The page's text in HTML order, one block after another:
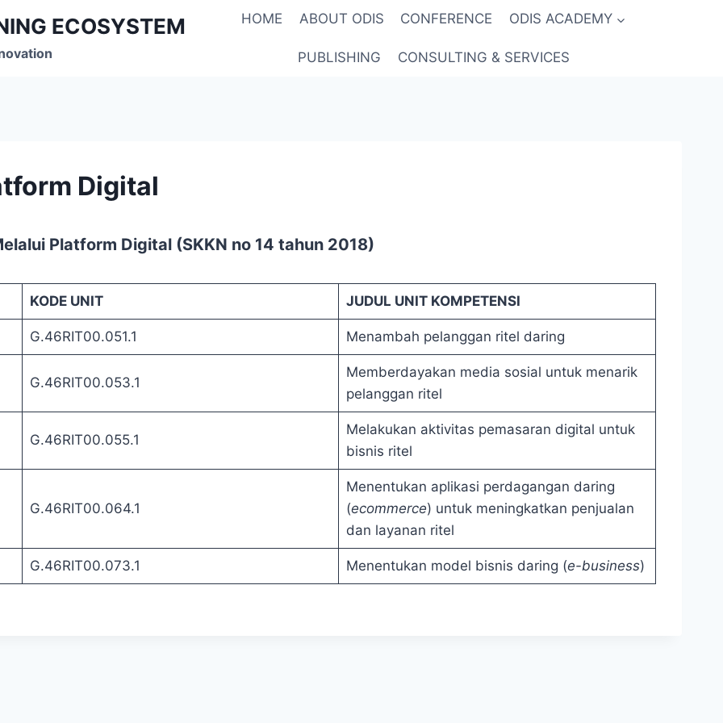
ECOSYSTEM HOME ABOUT ODIS CONFERENCE ODIS ACADEMY
PUBLISHING CONSULTING & SERVICES
Digital
Platform Digital (SKKN no 14 tahun 2018)
KODE UNIT JUDUL UNIT KOMPETENSI
G.46RIT00.051.1 Menambah pelanggan ritel daring
G.46RIT00.053.1
Memberdayakan media sosial untuk menarik
pelanggan ritel
G.46RIT00.055.1
Melakukan aktivitas pemasaran digital untuk
bisnis ritel
G.46RIT00.064.1
Menentukan aplikasi perdagangan daring
(ecommerce) untuk meningkatkan penjualan
dan layanan ritel
G.46RIT00.073.1 Menentukan model bisnis daring (e-business)